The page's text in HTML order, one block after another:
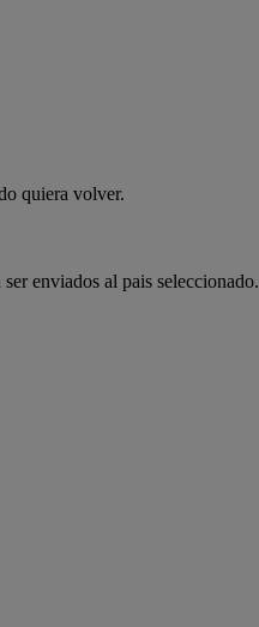
quiera volver.
enviados al pais seleccionado.